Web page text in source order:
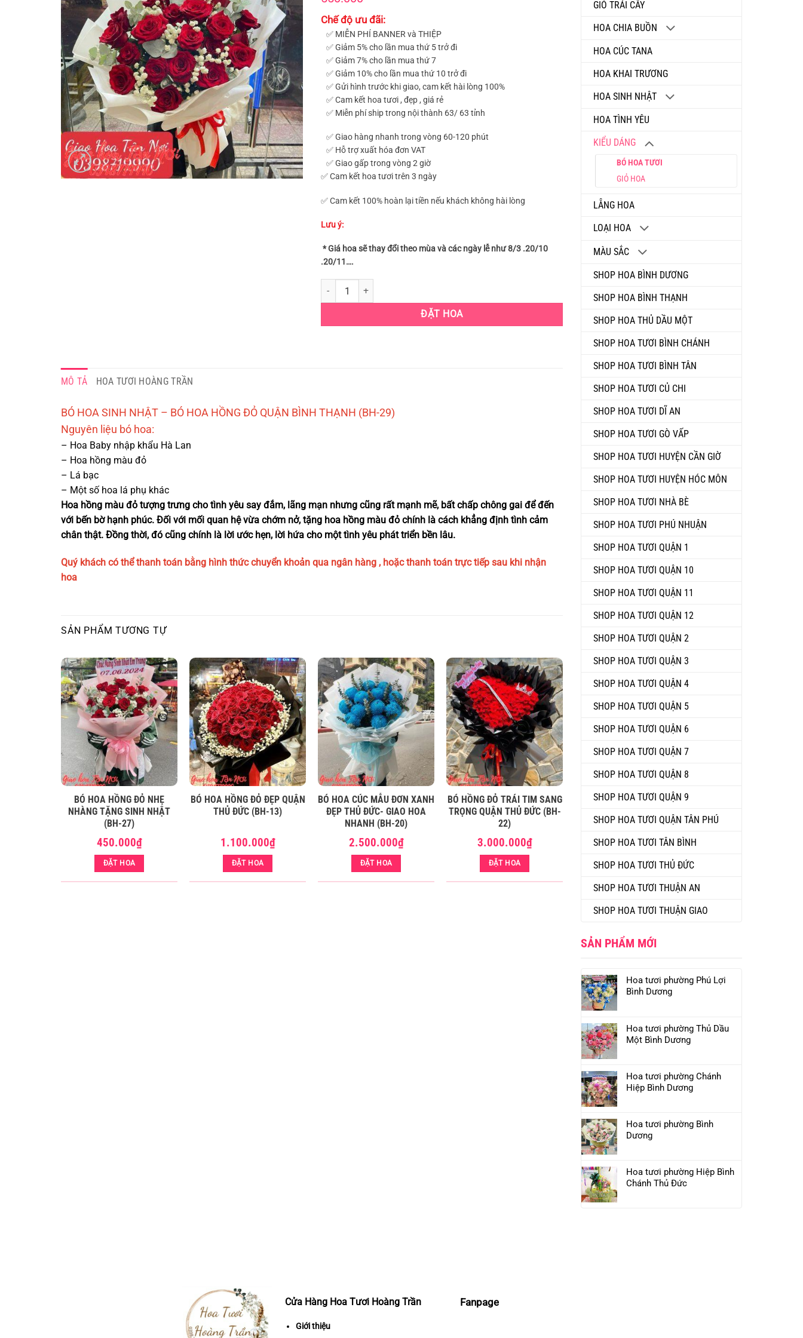
GIỎ TRÁI CÂY
HOA CHIA BUỒN
HOA CÚC TANA
HOA KHAI TRƯƠNG
HOA SINH NHẬT
HOA TÌNH YÊU
KIỂU DÁNG
BÓ HOA TƯƠI
GIỎ HOA
LẴNG HOA
LOẠI HOA
MÀU SẮC
SHOP HOA BÌNH DƯƠNG
SHOP HOA BÌNH THẠNH
SHOP HOA THỦ DẦU MỘT
SHOP HOA TƯƠI BÌNH CHÁNH
SHOP HOA TƯƠI BÌNH TÂN
SHOP HOA TƯƠI CỦ CHI
SHOP HOA TƯƠI DĨ AN
SHOP HOA TƯƠI GÒ VẤP
SHOP HOA TƯƠI HUYỆN CẦN GIỜ
SHOP HOA TƯƠI HUYỆN HÓC MÔN
SHOP HOA TƯƠI NHÀ BÈ
SHOP HOA TƯƠI PHÚ NHUẬN
SHOP HOA TƯƠI QUẬN 1
SHOP HOA TƯƠI QUẬN 10
SHOP HOA TƯƠI QUẬN 11
SHOP HOA TƯƠI QUẬN 12
SHOP HOA TƯƠI QUẬN 2
SHOP HOA TƯƠI QUẬN 3
SHOP HOA TƯƠI QUẬN 4
SHOP HOA TƯƠI QUẬN 5
SHOP HOA TƯƠI QUẬN 6
SHOP HOA TƯƠI QUẬN 7
SHOP HOA TƯƠI QUẬN 8
SHOP HOA TƯƠI QUẬN 9
SHOP HOA TƯƠI QUẬN TÂN PHÚ
SHOP HOA TƯƠI TÂN BÌNH
SHOP HOA TƯƠI THỦ ĐỨC
SHOP HOA TƯƠI THUẬN AN
SHOP HOA TƯƠI THUẬN GIAO
SẢN PHẨM MỚI
Hoa tươi phường Phú Lợi
Bình Dương
Hoa tươi phường Thủ Dầu
Một Bình Dương
Hoa tươi phường Chánh
Hiệp Bình Dương
Hoa tươi phường Bình
Dương
Hoa tươi phường Hiệp Bình
Chánh Thủ Đức
Chế độ ưu đãi:
✅ MIỄN PHÍ BANNER và THIỆP
✅ Giảm 5% cho lần mua thứ 5 trở đi
✅ Giảm 7% cho lần mua thứ 7
✅ Giảm 10% cho lần mua thứ 10 trở đi
✅ Gửi hình trước khi giao, cam kết hài lòng 100%
✅ Cam kết hoa tươi , đẹp , giá rẻ
✅ Miễn phí ship trong nội thành 63/ 63 tỉnh
✅ Giao hàng nhanh trong vòng 60-120 phút
✅ Hỗ trợ xuất hóa đơn VAT
✅ Giao gấp trong vòng 2 giờ
✅ Cam kết hoa tươi trên 3 ngày
✅ Cam kết 100% hoàn lại tiền nếu khách không hài lòng
Lưu ý:
* Giá hoa sẽ thay đổi theo mùa và các ngày lễ như 8/3 .20/10
.20/11….
BÓ HOA SINH NHẬT - BÓ HOA HỒNG ĐỎ QUẬN BÌNH THẠNH (BH-29) số lượng
ĐẶT HOA
MÔ TẢ HOA TƯƠI HOÀNG TRẦN
BÓ HOA SINH NHẬT – BÓ HOA HỒNG ĐỎ QUẬN BÌNH THẠNH (BH-29)
Nguyên liệu bó hoa:
– Hoa Baby nhập khẩu Hà Lan
– Hoa hồng màu đỏ
– Lá bạc
– Một số hoa lá phụ khác
Hoa hồng màu đỏ tượng trưng cho tình yêu say đắm, lãng mạn nhưng cũng rất mạnh mẽ, bất chấp chông gai để đến
với bến bờ hạnh phúc. Đối với mối quan hệ vừa chớm nở, tặng hoa hồng màu đỏ chính là cách khẳng định tình cảm
chân thật. Đồng thời, đó cũng chính là lời ước hẹn, lời hứa cho một tình yêu phát triển bền lâu.
Quý khách có thể thanh toán bằng hình thức chuyển khoản qua ngân hàng , hoặc thanh toán trực tiếp sau khi nhận
hoa
SẢN PHẨM TƯƠNG TỰ
BÓ HOA HỒNG ĐỎ NHẸ
NHÀNG TẶNG SINH NHẬT
(BH-27)
450.000₫
ĐẶT HOA
BÓ HOA HỒNG ĐỎ ĐẸP QUẬN
THỦ ĐỨC (BH-13)
1.100.000₫
ĐẶT HOA
BÓ HOA CÚC MẪU ĐƠN XANH
ĐẸP THỦ ĐỨC- GIAO HOA
NHANH (BH-20)
2.500.000₫
ĐẶT HOA
BÓ HỒNG ĐỎ TRÁI TIM SANG
TRỌNG QUẬN THỦ ĐỨC (BH-
22)
3.000.000₫
ĐẶT HOA
Cửa Hàng Hoa Tươi Hoàng Trần
Giới thiệu
Fanpage